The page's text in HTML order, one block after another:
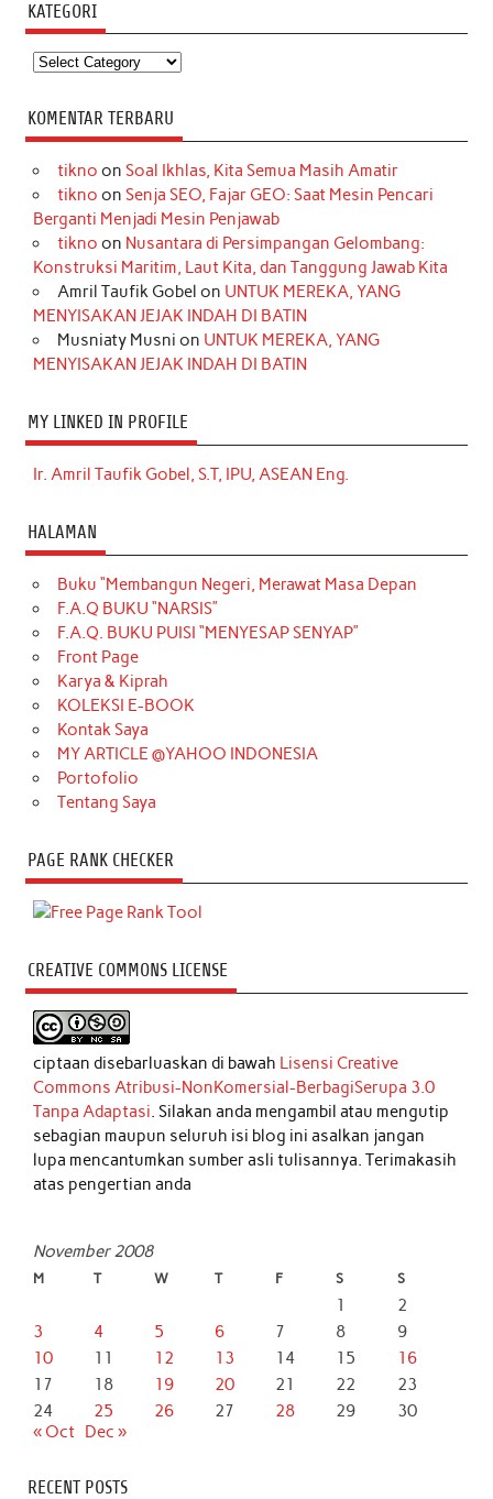
KATEGORI
Kategori
KOMENTAR TERBARU
tikno on Soal Ikhlas, Kita Semua Masih Amatir
tikno on Senja SEO, Fajar GEO: Saat Mesin Pencari
Berganti Menjadi Mesin Penjawab
tikno on Nusantara di Persimpangan Gelombang:
Konstruksi Maritim, Laut Kita, dan Tanggung Jawab Kita
Amril Taufik Gobel on UNTUK MEREKA, YANG
MENYISAKAN JEJAK INDAH DI BATIN
Musniaty Musni on UNTUK MEREKA, YANG
MENYISAKAN JEJAK INDAH DI BATIN
MY LINKED IN PROFILE
Ir. Amril Taufik Gobel, S.T, IPU, ASEAN Eng.
HALAMAN
Buku “Membangun Negeri, Merawat Masa Depan
F.A.Q BUKU “NARSIS”
F.A.Q. BUKU PUISI “MENYESAP SENYAP”
Front Page
Karya & Kiprah
KOLEKSI E-BOOK
Kontak Saya
MY ARTICLE @YAHOO INDONESIA
Portofolio
Tentang Saya
PAGE RANK CHECKER
CREATIVE COMMONS LICENSE
ciptaan disebarluaskan di bawah Lisensi Creative
Commons Atribusi-NonKomersial-BerbagiSerupa 3.0
Tanpa Adaptasi. Silakan anda mengambil atau mengutip
sebagian maupun seluruh isi blog ini asalkan jangan
lupa mencantumkan sumber asli tulisannya. Terimakasih
atas pengertian anda
November 2008
M T W T F S S
1
2
3
4 5 6 7 8
9
10
11 12 13 14 15
16
17
18 19 20 21 22
23
24
25 26 27 28 29
30
« Oct
Dec »
RECENT POSTS